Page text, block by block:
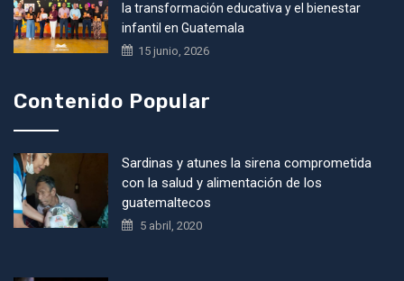
la transformación educativa y el bienestar
infantil en Guatemala
15 junio, 2026
Contenido Popular
Sardinas y atunes la sirena comprometida
con la salud y alimentación de los
guatemaltecos
5 abril, 2020